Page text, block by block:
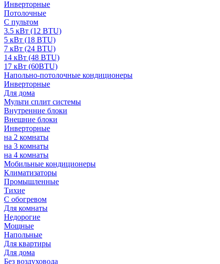
Инверторные
Потолочные
С пультом
3.5 кВт (12 BTU)
5 кВт (18 BTU)
7 кВт (24 BTU)
14 кВт (48 BTU)
17 кВт (60BTU)
Напольно-потолочные кондиционеры
Инверторные
Для дома
Мульти сплит системы
Внутренние блоки
Внешние блоки
Инверторные
на 2 комнаты
на 3 комнаты
на 4 комнаты
Мобильные кондиционеры
Климатизаторы
Промышленные
Тихие
С обогревом
Для комнаты
Недорогие
Мощные
Напольные
Для квартиры
Для дома
Без воздуховода